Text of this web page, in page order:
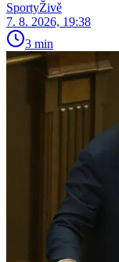
SportyŽivě
7. 8. 2026, 19:38
3 min